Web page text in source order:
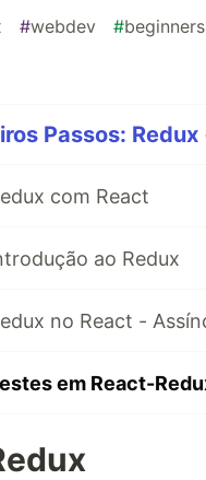
#webdev #beginners
Passos:
com React
ao Redux
no React -
em React-